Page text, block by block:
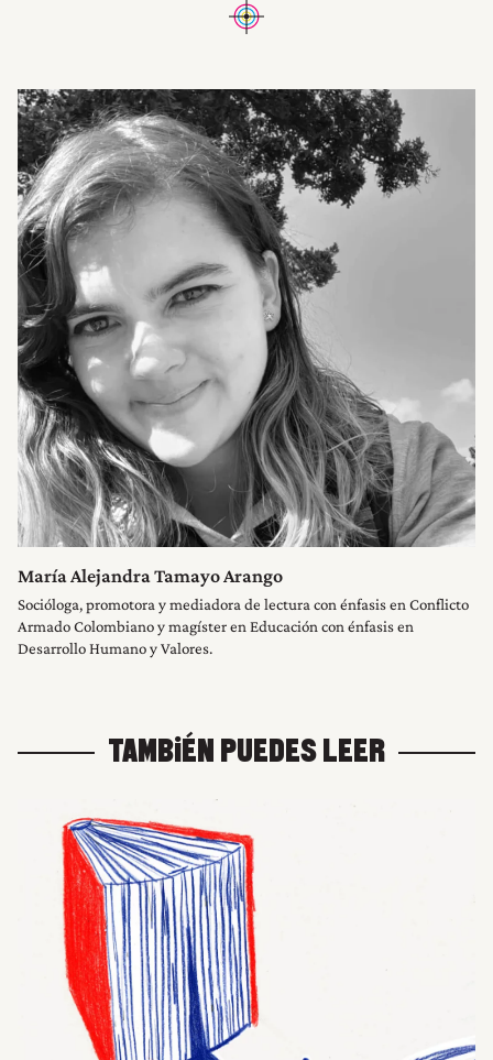
María Alejandra Tamayo Arango
Socióloga, promotora y mediadora de lectura con énfasis en Conflicto
Armado Colombiano y magíster en Educación con énfasis en
Desarrollo Humano y Valores.
TAMBIÉN PUEDES LEER